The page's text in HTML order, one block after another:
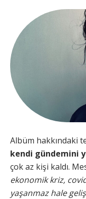
Albüm hakkındaki
kendi gündemini
çok az kişi kaldı.
ekonomik kriz,
yaşanmaz hale